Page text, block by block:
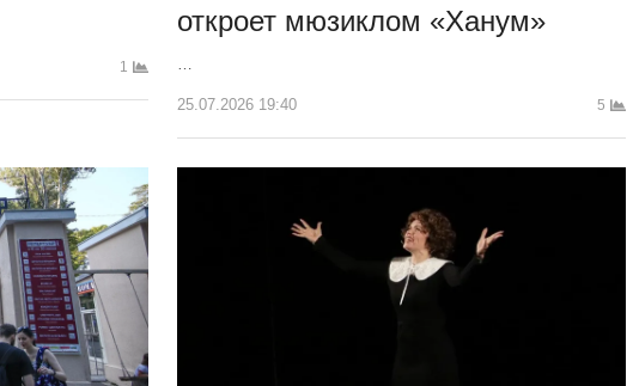
1
откроет мюзиклом «Ханум»
25.07.2026 19:40 5